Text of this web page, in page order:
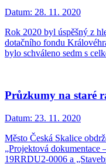
Datum: 28. 11. 2020
Rok 2020 byl úspěšný z
dotačního fondu
bylo schváleno sedm s
Průzkumy na staré
Datum: 23. 11. 2020
Město Česká Skalice
„Projektová dokumentace
19RRDU2-0006 a